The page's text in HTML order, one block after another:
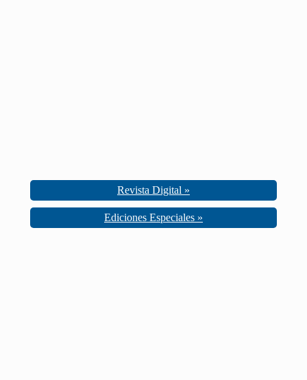
Revista Digital »
Ediciones Especiales »